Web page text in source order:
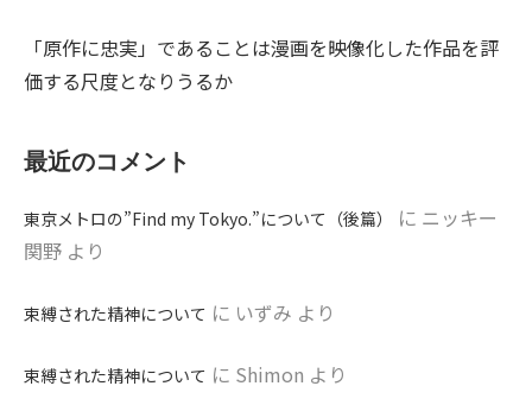
「原作に忠実」であることは漫画を映像化した作品を評
価する尺度となりうるか
最近のコメント
東京メトロの”Find my Tokyo.”について（後篇） に ニッキー
関野 より
束縛された精神について に いずみ より
束縛された精神について に Shimon より